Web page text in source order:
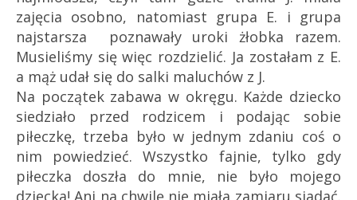
zajęcia osobno, natomiast grupa E. i grupa
najstarsza poznawały uroki żłobka razem.
Musieliśmy się więc rozdzielić. Ja zostałam z E.
a mąż udał się do salki maluchów z J.
Na początek zabawa w okręgu. Każde dziecko
siedziało przed rodzicem i podając sobie
piłeczkę, trzeba było w jednym zdaniu coś o
nim powiedzieć. Wszystko fajnie, tylko gdy
piłeczka doszła do mnie, nie było mojego
dziecka! Ani na chwilę nie miała zamiaru siadać.